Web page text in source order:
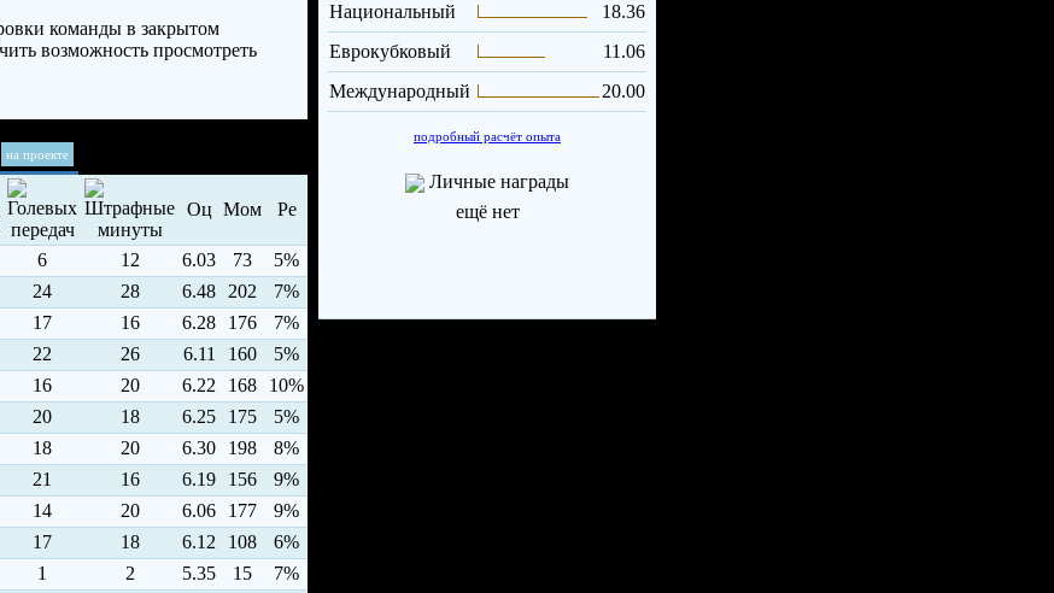
команды в закрытом
возможность просмотреть
на проекте
Оц Мом Ре
6 12 6.03 73
5%
24 28 6.48 202
7%
17 16 6.28 176
7%
22 26 6.11 160
5%
16 20 6.22 168
10%
20 18 6.25 175
5%
18 20 6.30 198
8%
21 16 6.19 156
9%
14 20 6.06 177
9%
17 18 6.12 108
6%
1 2 5.35 15
7%
Национальный
18.36
Еврокубковый
11.06
Международный
20.00
подробный расчёт опыта
Личные награды
ещё нет